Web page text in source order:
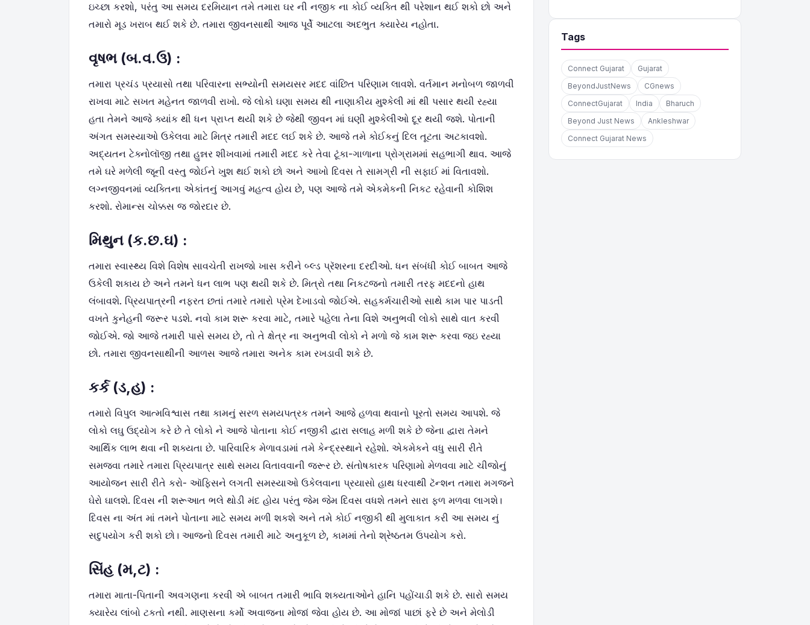
ઇચ્છા કરશો, પરંતુ આ સમય દરમિયાન તમે તમારા ઘર ની નજીક ના કોઈ વ્યક્તિ થી પરેશાન થઈ શકો છો અને
તમારો મૂડ ખરાબ થઈ શકે છે. તમારા જીવનસાથી આજ પૂર્વે આટલા અદભુત ક્યારેય નહોતા.
વૃષભ (બ.વ.ઉ) :
તમારા પ્રચંડ પ્રયાસો તથા પરિવારના સભ્યોની સમયસર મદદ વાંછિત પરિણામ લાવશે. વર્તમાન મનોબળ જાળવી
રાખવા માટે સખત મહેનત જાળવી રાખો. જે લોકો ઘણા સમય થી નાણાકીય મુશ્કેલી માં થી પસાર થયી રહ્યા
હતા તેમને આજે ક્યાંક થી ધન પ્રાપ્ત થયી શકે છે જેથી જીવન માં ઘણી મુશ્કેલીઓ દૂર થયી જશે. પોતાની
અંગત સમસ્યાઓ ઉકેલવા માટે મિત્ર તમારી મદદ લઈ શકે છે. આજે તમે કોઈકનું દિલ તૂટતા અટકાવશો.
અદ્યતન ટેક્નોલૉજી તથા હુન્નર શીખવામાં તમારી મદદ કરે તેવા ટૂંકા-ગાળાના પ્રોગ્રામમાં સહભાગી થાવ. આજે
તમે ઘરે મળેલી જૂની વસ્તુ જોઈને ખુશ થઈ શકો છો અને આખો દિવસ તે સામગ્રી ની સફાઈ માં વિતાવશો.
લગ્નજીવનમાં વ્યક્તિના એકાંતનું આગવું મહત્વ હોય છે, પણ આજે તમે એકમેકની નિકટ રહેવાની કોશિશ
કરશો. રોમાન્સ ચોક્કસ જ જોરદાર છે.
મિથુન (ક.છ.ઘ) :
તમારા સ્વાસ્થ્ય વિશે વિશેષ સાવચેતી રાખજો ખાસ કરીને બ્લ્ડ પ્રૅશરના દરદીઓ. ધન સંબંધી કોઈ બાબત આજે
ઉકેલી શકાય છે અને તમને ધન લાભ પણ થયી શકે છે. મિત્રો તથા નિકટજનો તમારી તરફ મદદનો હાથ
લંબાવશે. પ્રિયપાત્રની નફરત છતાં તમારે તમારો પ્રેમ દેખાડવો જોઈએ. સહકર્મચારીઓ સાથે કામ પાર પાડતી
વખતે કુનેહની જરૂર પડશે. નવો કામ શરૂ કરવા માટે, તમારે પહેલા તેના વિશે અનુભવી લોકો સાથે વાત કરવી
જોઈએ. જો આજે તમારી પાસે સમય છે, તો તે ક્ષેત્ર ના અનુભવી લોકો ને મળો જે કામ શરૂ કરવા જઇ રહ્યા
છો. તમારા જીવનસાથીની આળસ આજે તમારા અનેક કામ રખડાવી શકે છે.
કર્ક (ડ,હ) :
તમારો વિપુલ આત્મવિશ્વાસ તથા કામનું સરળ સમયપત્રક તમને આજે હળવા થવાનો પૂરતો સમય આપશે. જે
લોકો લઘુ ઉદ્યોગ કરે છે તે લોકો ને આજે પોતાના કોઈ નજીકી દ્વારા સલાહ મળી શકે છે જેના દ્વારા તેમને
આર્થિક લાભ થવા ની શક્યતા છે. પારિવારિક મેળાવડામાં તમે કેન્દ્રસ્થાને રહેશો. એકમેકને વધુ સારી રીતે
સમજવા તમારે તમારા પ્રિયપાત્ર સાથે સમય વિતાવવાની જરૂર છે. સંતોષકારક પરિણામો મેળવવા માટે ચીજોનું
આયોજન સારી રીતે કરો- ઑફિસને લગતી સમસ્યાઓ ઉકેલવાના પ્રયાસો હાથ ધરવાથી ટૅન્શન તમારા મગજને
ઘેરો ઘાલશે. દિવસ ની શરૂઆત ભલે થોડી મંદ હોય પરંતુ જેમ જેમ દિવસ વધશે તમને સારા ફળ મળવા લાગશે।
દિવસ ના અંત માં તમને પોતાના માટે સમય મળી શકશે અને તમે કોઈ નજીકી થી મુલાકાત કરી આ સમય નું
સદુપયોગ કરી શકો છો। આજનો દિવસ તમારી માટે અનુકૂળ છે, કામમાં તેનો શ્રેષ્ઠતમ ઉપયોગ કરો.
સિંહ (મ,ટ) :
તમારા માતા-પિતાની અવગણના કરવી એ બાબત તમારી ભાવિ શક્યતાઓને હાનિ પહોંચાડી શકે છે. સારો સમય
ક્યારેય લાંબો ટકતો નથી. માણસના કર્મો અવાજના મોજાં જેવા હોય છે. આ મોજાં પાછાં ફરે છે અને મેલોડી
Tags
Connect Gujarat
Gujarat
BeyondJustNews
CGnews
ConnectGujarat
India
Bharuch
Beyond Just News
Ankleshwar
Connect Gujarat News